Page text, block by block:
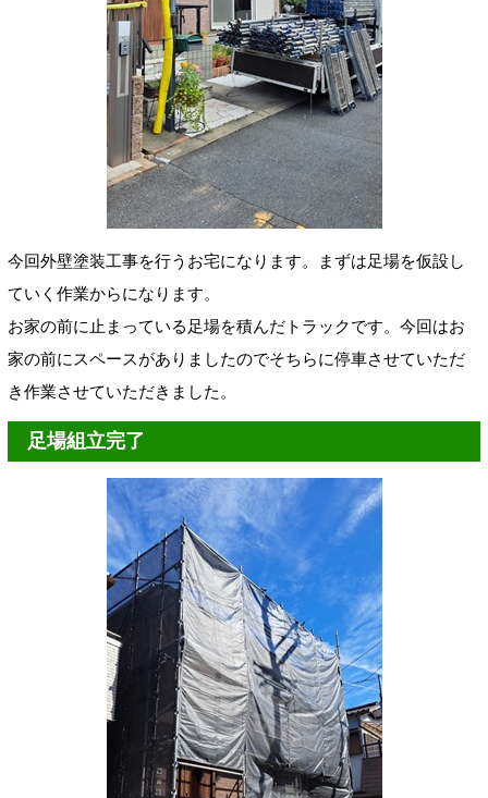
今回外壁塗装工事を行うお宅になります。まずは足場を仮設し
ていく作業からになります。
お家の前に止まっている足場を積んだトラックです。今回はお
家の前にスペースがありましたのでそちらに停車させていただ
き作業させていただきました。
足場組立完了